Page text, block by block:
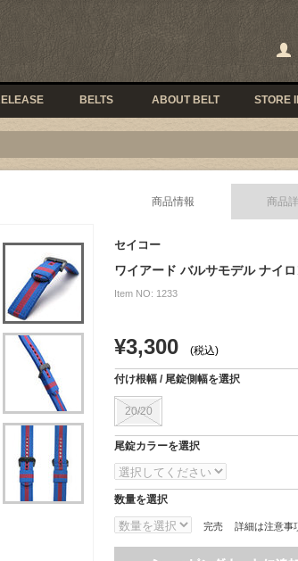
BELTS ABOUT BELT STORE
商品情報 商品
セイコー
ワイアード バルサモデル ナイ
Item NO: 1233
¥3,300 (税込)
付け根幅 / 尾錠側幅を選択
20/20
尾錠カラーを選択
数量を選択
完売 詳細は注意事